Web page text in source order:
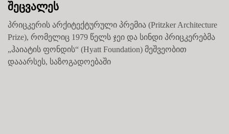
შეცვალეს
პრიცკერის არქიტექტურული პრემია (Pritzker Architecture
Prize), რომელიც 1979 წელს ჯეი და სინდი პრიცკერებმა
„ჰაიატის ფონდის“ (Hyatt Foundation) მეშვეობით
დააარსეს, საზოგადოებაში